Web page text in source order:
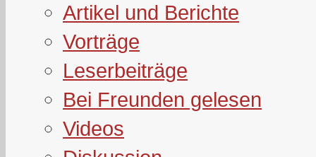
Artikel und Berichte
Vorträge
Leserbeiträge
Bei Freunden gelesen
Videos